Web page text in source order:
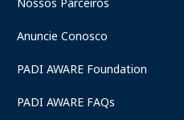
Anuncie Conosco
PADI AWARE Foundation
PADI AWARE FAQs